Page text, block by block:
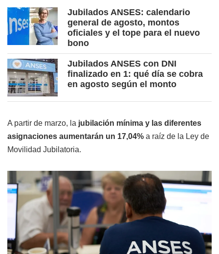
Jubilados ANSES: calendario
general de agosto, montos
oficiales y el tope para el nuevo
bono
Jubilados ANSES con DNI
finalizado en 1: qué día se cobra
en agosto según el monto
A partir de marzo, la jubilación mínima y las diferentes
asignaciones aumentarán un 17,04% a raíz de la Ley de
Movilidad Jubilatoria.